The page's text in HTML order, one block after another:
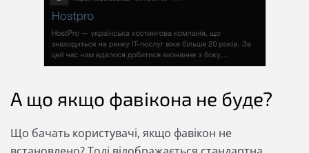
А що якщо фавікона не буде?
Що бачать користувачі, якщо фавікон не